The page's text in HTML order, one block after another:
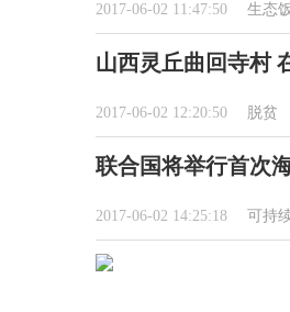
2017-06-02 11:47:50 生态
山西灵丘曲回寺村
2017-06-02 12:20:50 脱贫
联合国将举行首次
2017-06-02 14:25:18 可持